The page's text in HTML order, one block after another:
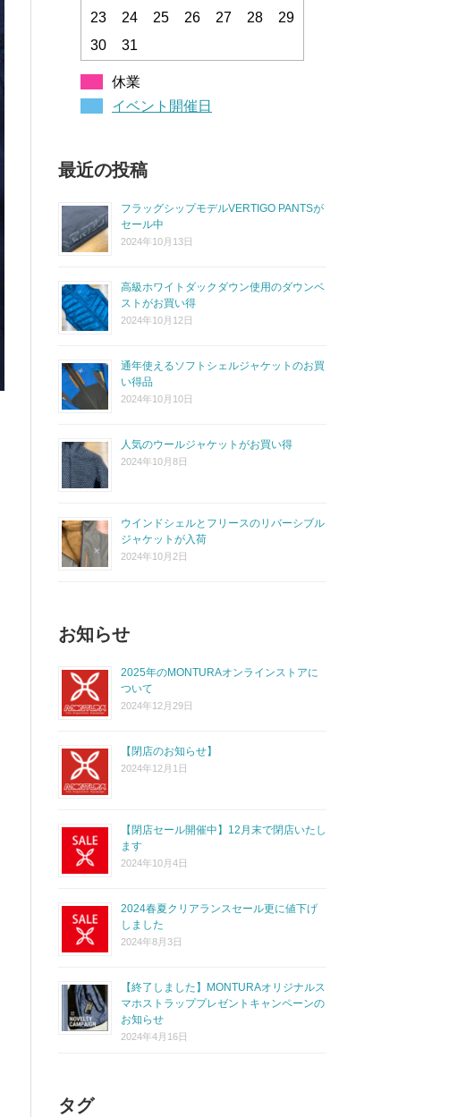
23 24 25 26 27 28
29
30
31
休業
イベント開催日
最近の投稿
フラッグシップモデルVERTIGO PANTSが
セール中
2024年10月13日
高級ホワイトダックダウン使用のダウンベ
ストがお買い得
2024年10月12日
通年使えるソフトシェルジャケットのお買
い得品
2024年10月10日
人気のウールジャケットがお買い得
2024年10月8日
ウインドシェルとフリースのリバーシブル
ジャケットが入荷
2024年10月2日
お知らせ
2025年のMONTURAオンラインストアに
ついて
2024年12月29日
【閉店のお知らせ】
2024年12月1日
【閉店セール開催中】12月末で閉店いたし
ます
2024年10月4日
2024春夏クリアランスセール更に値下げ
しました
2024年8月3日
【終了しました】MONTURAオリジナルス
マホストラッププレゼントキャンペーンの
お知らせ
2024年4月16日
タグ